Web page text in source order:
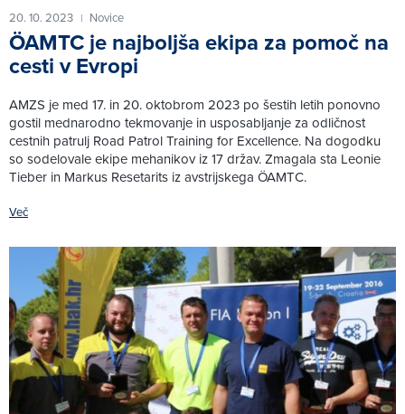
20. 10. 2023 | Novice
ÖAMTC je najboljša ekipa za pomoč na
cesti v Evropi
AMZS je med 17. in 20. oktobrom 2023 po šestih letih ponovno
gostil mednarodno tekmovanje in usposabljanje za odličnost
cestnih patrulj Road Patrol Training for Excellence. Na dogodku
so sodelovale ekipe mehanikov iz 17 držav. Zmagala sta Leonie
Tieber in Markus Resetarits iz avstrijskega ÖAMTC.
Več